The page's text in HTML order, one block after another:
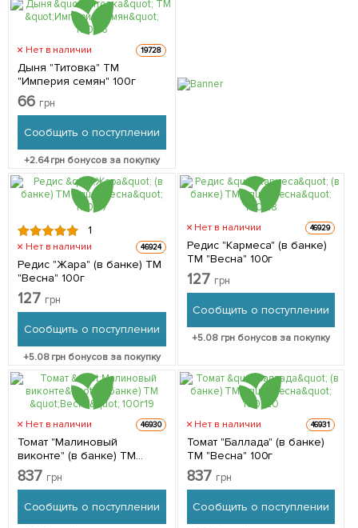
Нет в наличии 19728
Дыня "Титовка" ТМ
"Империя семян" 100г
66 грн
Сообщить о поступлении
+2.64грн бонусов за покупку
1
Нет в наличии 46924
Редис "Жара" (в банке) ТМ
"Весна" 100г
127 грн
Сообщить о поступлении
+5.08грн бонусов за покупку
Нет в наличии 46929
Редис "Кармеса" (в банке)
ТМ "Весна" 100г
127 грн
Сообщить о поступлении
+5.08 грн бонусов за покупку
Нет в наличии 46930
Томат "Малиновый
виконте" (в банке) ТМ
"Весна" 100г
837 грн
Сообщить о поступлении
Нет в наличии 46931
Томат "Баллада" (в банке)
ТМ "Весна" 100г
837 грн
Сообщить о поступлении